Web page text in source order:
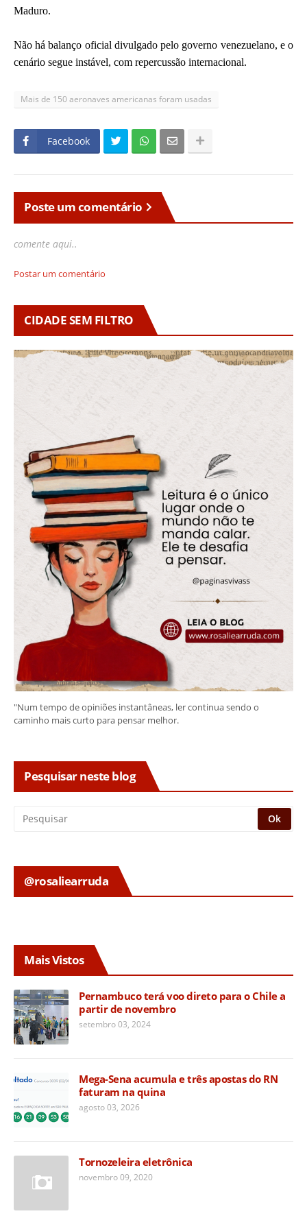
Maduro.
Não há balanço oficial divulgado pelo governo venezuelano, e o
cenário segue instável, com repercussão internacional.
Mais de 150 aeronaves americanas foram usadas
Facebook
Poste um comentário
comente aqui..
Postar um comentário
CIDADE SEM FILTRO
"Num tempo de opiniões instantâneas, ler continua sendo o
caminho mais curto para pensar melhor.
Pesquisar neste blog
@rosaliearruda
Mais Vistos
Pernambuco terá voo direto para o Chile a
partir de novembro
setembro 03, 2024
Mega-Sena acumula e três apostas do RN
faturam na quina
agosto 03, 2026
Tornozeleira eletrônica
novembro 09, 2020